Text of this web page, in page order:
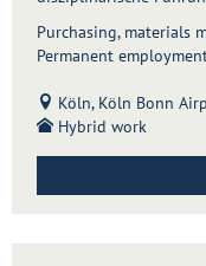
Purchasing, materials
Permanent
Köln, Köln Bonn
Hybrid work